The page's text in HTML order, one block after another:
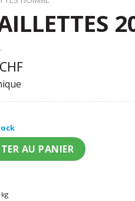
à paillettes 20 ans
AU PANIER